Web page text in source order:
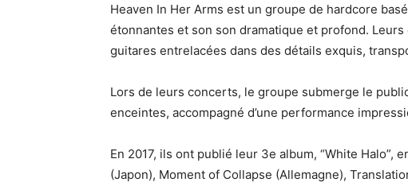
Heaven In Her Arms est un groupe de hardcore
étonnantes et son son dramatique et profond.
guitares entrelacées dans des détails exquis,
Lors de leurs concerts, le groupe submerge le
enceintes, accompagné d’une performance
En 2017, ils ont publié leur 3e album, “White Halo”,
(Japon), Moment of Collapse (Allemagne),